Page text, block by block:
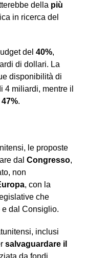
della più
in ricerca del
del 40%,
di dollari. La
disponibilità di
4 miliardi, mentre il
47%.
le proposte
dal Congresso,
non
, con la
che
dal Consiglio.
inclusi
salvaguardare il